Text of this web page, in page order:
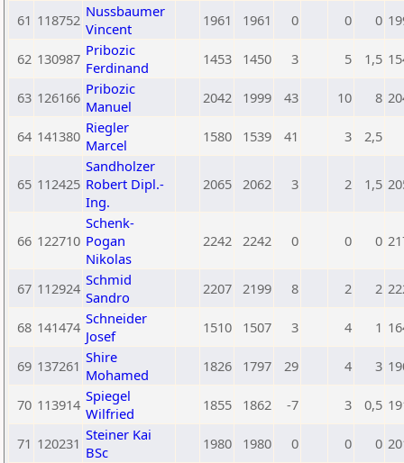
61 118752 Nussbaumer
Vincent
1961 1961 0 0 0
62 130987 Pribozic
Ferdinand
1453 1450 3 5 1,5
63 126166 Pribozic
Manuel
2042 1999 43 10 8
64 141380 Riegler
Marcel
1580 1539 41 3 2,5
65 112425
Sandholzer
Robert Dipl.-
Ing.
2065 2062 3 2 1,5
66 122710
Schenk-
Pogan
Nikolas
2242 2242 0 0 0
67 112924 Schmid
Sandro
2207 2199 8 2 2
68 141474 Schneider
Josef
1510 1507 3 4 1
69 137261 Shire
Mohamed
1826 1797 29 4 3
70 113914 Spiegel
Wilfried
1855 1862 -7 3 0,5
71 120231 Steiner Kai
BSc
1980 1980 0 0 0